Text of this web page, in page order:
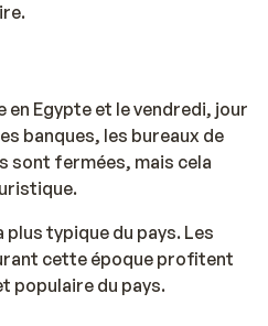
en Egypte et le vendredi, jour
banques, les bureaux de
sont fermées, mais cela
plus typique du pays. Les
cette époque profitent
populaire du pays.